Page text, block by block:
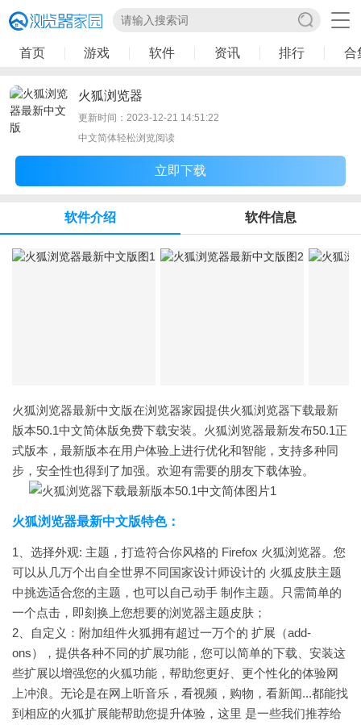
首页 游戏 软件 资讯 排行 合
火狐浏览器
更新时间：2023-12-21 14:51:22
中文简体轻松浏览阅读
立即下载
软件介绍 软件信息
火狐浏览器最新中文版在浏览器家园提供火狐浏览器下载最新
版本50.1中文简体版免费下载安装。火狐浏览器最新发布50.1正
式版本，最新版本在用户体验上进行优化和智能，支持多种同
步，安全性也得到了加强。欢迎有需要的朋友下载体验。
火狐浏览器最新中文版特色：
1、选择外观: 主题，打造符合你风格的 Firefox 火狐浏览器。您
可以从几万个出自全世界不同国家设计师设计的 火狐皮肤主题
中挑选适合您的主题，也可以自己动手 制作主题。只需简单的
一个点击，即刻换上您想要的浏览器主题皮肤；
2、自定义：附加组件火狐拥有超过一万个的 扩展（add-
ons），提供各种不同的扩展功能，您可以简单的下载、安装这
些扩展以增强您的火狐功能，帮助您更好、更个性化的体验网
上冲浪。无论是在网上听音乐，看视频，购物，看新闻...都能找
到相应的火狐扩展能帮助您提升体验，这里 是一些我们推荐给